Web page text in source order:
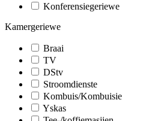
Konferensiegeriewe
Kamergeriewe
Braai
TV
DStv
Stroomdienste
Kombuis/Kombuisie
Yskas